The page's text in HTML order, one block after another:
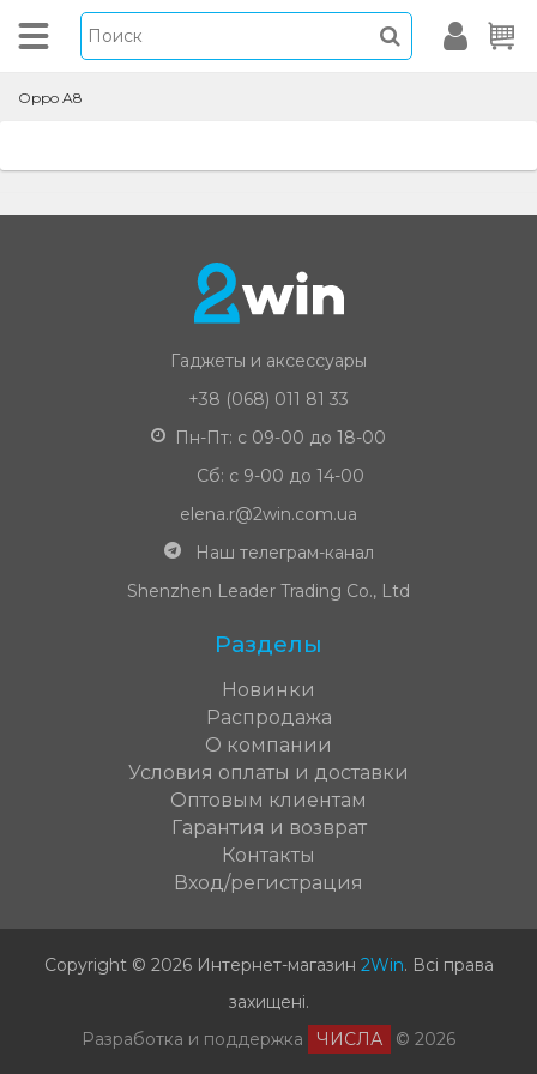
Oppo A8
Гаджеты и аксессуары
+38 (068) 011 81 33
Пн-Пт: с 09-00 до 18-00
Сб: с 9-00 до 14-00
elena.r@2win.com.ua
Наш телеграм-канал
Shenzhen Leader Trading Co., Ltd
Разделы
Новинки
Распродажа
О компании
Условия оплаты и доставки
Оптовым клиентам
Гарантия и возврат
Контакты
Вход/регистрация
Copyright © 2026 Интернет-магазин 2Win. Всі права
захищені.
Разработка и поддержка
ЧИСЛА © 2026